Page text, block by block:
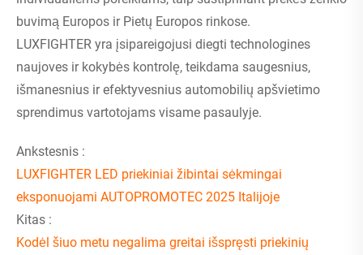
buvimą Europos ir Pietų Europos rinkose.
LUXFIGHTER yra įsipareigojusi diegti technologines
naujoves ir kokybės kontrolę, teikdama saugesnius,
išmanesnius ir efektyvesnius automobilių apšvietimo
sprendimus vartotojams visame pasaulyje.
Ankstesnis :
LUXFIGHTER LED priekiniai žibintai sėkmingai
eksponuojami AUTOPROMOTEC 2025 Italijoje
Kitas :
Kodėl šiuo metu negalima greitai išspręsti priekinių